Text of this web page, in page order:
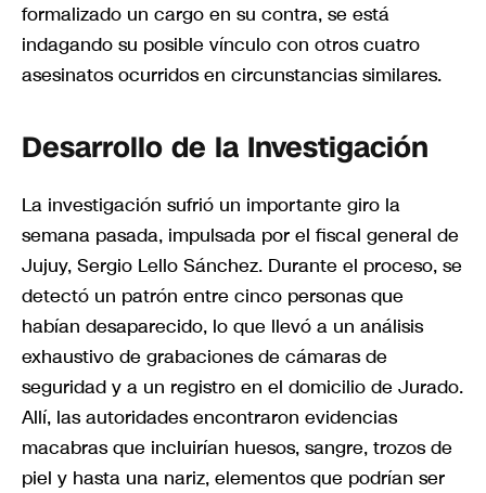
formalizado un cargo en su contra, se está
indagando su posible vínculo con otros cuatro
asesinatos ocurridos en circunstancias similares.
Desarrollo de la Investigación
La investigación sufrió un importante giro la
semana pasada, impulsada por el fiscal general de
Jujuy, Sergio Lello Sánchez. Durante el proceso, se
detectó un patrón entre cinco personas que
habían desaparecido, lo que llevó a un análisis
exhaustivo de grabaciones de cámaras de
seguridad y a un registro en el domicilio de Jurado.
Allí, las autoridades encontraron evidencias
macabras que incluirían huesos, sangre, trozos de
piel y hasta una nariz, elementos que podrían ser